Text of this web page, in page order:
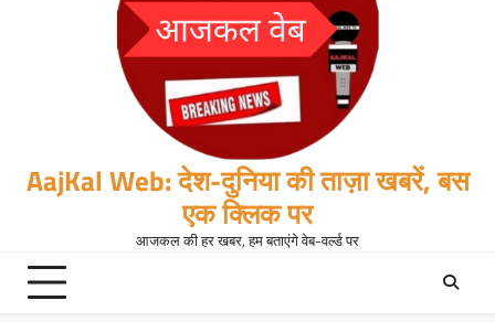
AajKal Web: देश-दुनिया की ताज़ा खबरें, बस
एक क्लिक पर
आजकल की हर खबर, हम बताएंगे वेब-वर्ल्ड पर